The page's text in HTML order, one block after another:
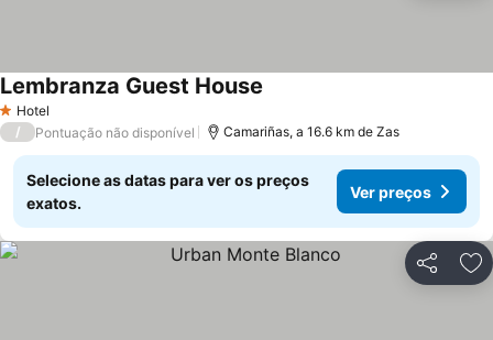
1 Estrelas
Hotel
Lembranza Guest House
/ Pontuação não disponível Camariñas, a 16.6 km de Zas
Selecione as datas para ver os preços
exatos.
Ver preços
Partilhar